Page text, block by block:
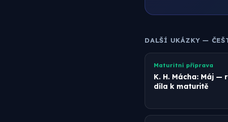
DALŠÍ UKÁZKY —
Maturitní příprava
K. H. Mácha: Máj —
díla k maturitě